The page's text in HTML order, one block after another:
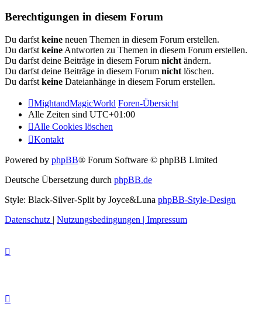
Berechtigungen in diesem Forum
Du darfst keine neuen Themen in diesem Forum erstellen.
Du darfst keine Antworten zu Themen in diesem Forum erstellen.
Du darfst deine Beiträge in diesem Forum nicht ändern.
Du darfst deine Beiträge in diesem Forum nicht löschen.
Du darfst keine Dateianhänge in diesem Forum erstellen.
MightandMagicWorld Foren-Übersicht
Alle Zeiten sind UTC+01:00
Alle Cookies löschen
Kontakt
Powered by phpBB® Forum Software © phpBB Limited
Deutsche Übersetzung durch phpBB.de
Style: Black-Silver-Split by Joyce&Luna phpBB-Style-Design
Datenschutz | Nutzungsbedingungen | Impressum